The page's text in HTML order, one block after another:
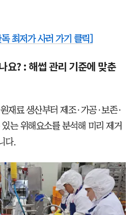
최저가 사러 가기 클릭]
요? : 해썹 관리 기준에 맞춘
재료 생산부터 제조·가공·보존·
는 위해요소를 분석해 미리 제거
다.